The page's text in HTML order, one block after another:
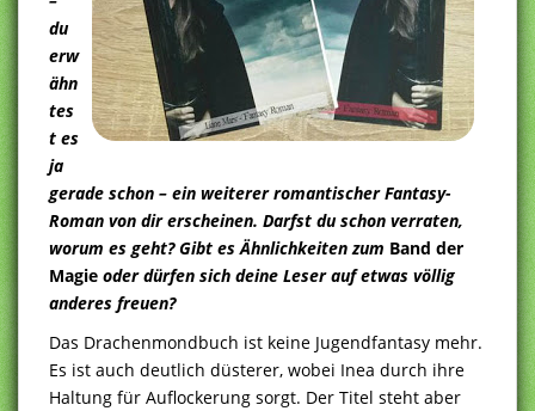
du
erw
ähn
tes
t es
ja
gerade schon – ein weiterer romantischer Fantasy-
Roman von dir erscheinen. Darfst du schon verraten,
worum es geht? Gibt es Ähnlichkeiten zum Band der
Magie oder dürfen sich deine Leser auf etwas völlig
anderes freuen?
Das Drachenmondbuch ist keine Jugendfantasy mehr.
Es ist auch deutlich düsterer, wobei Inea durch ihre
Haltung für Auflockerung sorgt. Der Titel steht aber